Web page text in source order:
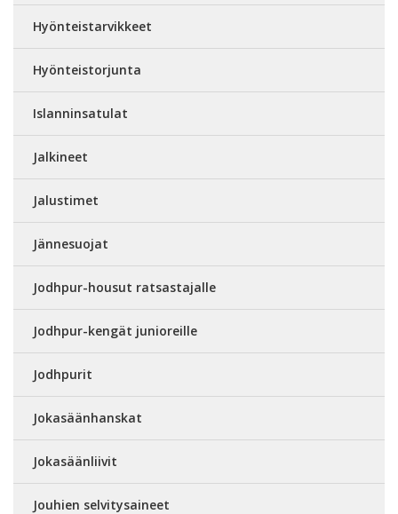
Hyönteistarvikkeet
Hyönteistorjunta
Islanninsatulat
Jalkineet
Jalustimet
Jännesuojat
Jodhpur-housut ratsastajalle
Jodhpur-kengät junioreille
Jodhpurit
Jokasäänhanskat
Jokasäänliivit
Jouhien selvitysaineet